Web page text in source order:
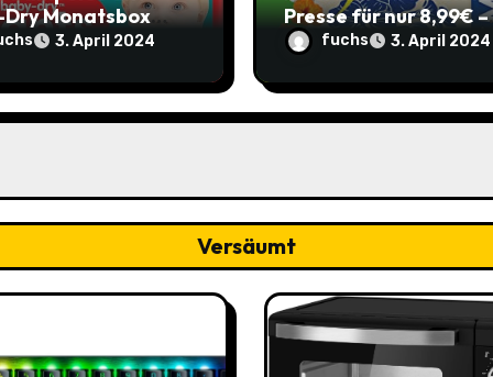
Monatsbox
4) – €0,204 pro
(Sparabo) – Spare
3. April 2024
Presse für nur 8,99€ –
Spare 2,90€ im
zum alten Preis!
fuchs 3. April 2024
Versäumt